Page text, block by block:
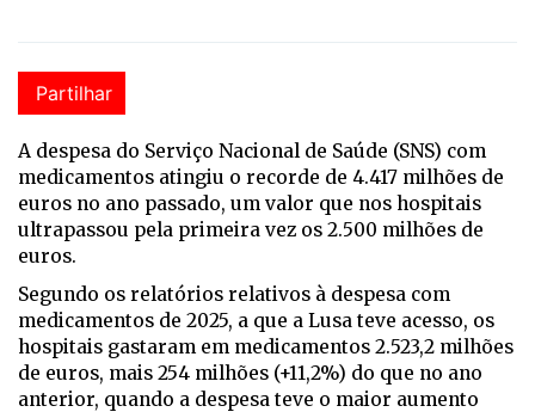
Partilhar
A despesa do Serviço Nacional de Saúde (SNS) com
medicamentos atingiu o recorde de 4.417 milhões de
euros no ano passado, um valor que nos hospitais
ultrapassou pela primeira vez os 2.500 milhões de
euros.
Segundo os relatórios relativos à despesa com
medicamentos de 2025, a que a Lusa teve acesso, os
hospitais gastaram em medicamentos 2.523,2 milhões
de euros, mais 254 milhões (+11,2%) do que no ano
anterior, quando a despesa teve o maior aumento